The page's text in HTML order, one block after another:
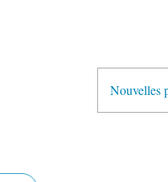
Nouvelles